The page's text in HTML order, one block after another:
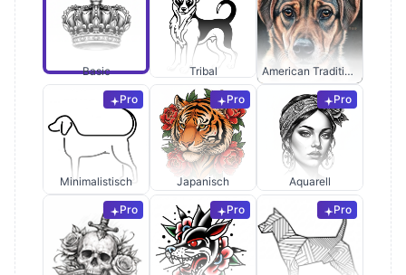
Basic Tribal American Traditional
Pro
Minimalistisch
Pro
Japanisch
Pro
Aquarell
Pro Pro Pro